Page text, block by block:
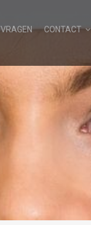
CONTACT